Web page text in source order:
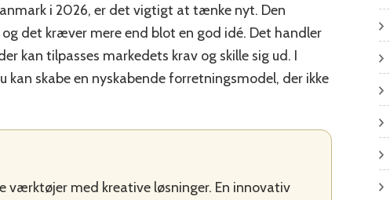
i 2026, er det vigtigt at tænke nyt. Den
det kræver mere end blot en god idé. Det handler
kan tilpasses markedets krav og skille sig ud. I
skabe en nyskabende forretningsmodel, der ikke
med kreative løsninger. En innovativ